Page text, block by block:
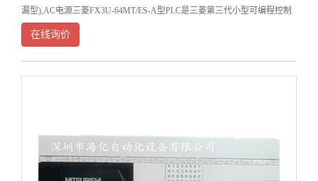
漏型),AC电源三菱FX3U-64MT/ES-A型PLC是三菱第三代小型可编程控制
器。具有速度、容量、性能、功能的新型、高性能机器。
在线询价